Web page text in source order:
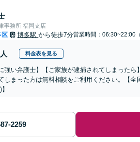
事務所 福岡支店
区 博多駅 から徒歩7分営業時間：06:30~22:00
料金表を見る
強い弁護士】【ご家族が逮捕されてしまった
しまった方は無料相談をご利用ください。【